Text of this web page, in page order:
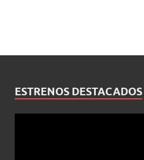
ESTRENOS DESTACADOS